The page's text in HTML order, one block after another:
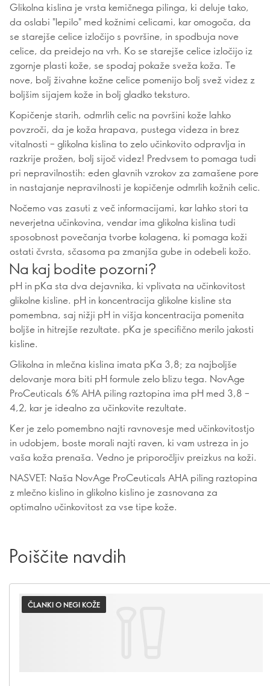
Glikolna kislina je vrsta kemičnega pilinga, ki deluje tako,
da oslabi "lepilo" med kožnimi celicami, kar omogoča, da
se starejše celice izločijo s površine, in spodbuja nove
celice, da preidejo na vrh. Ko se starejše celice izločijo iz
zgornje plasti kože, se spodaj pokaže sveža koža. Te
nove, bolj živahne kožne celice pomenijo bolj svež videz z
boljšim sijajem kože in bolj gladko teksturo.
Kopičenje starih, odmrlih celic na površini kože lahko
povzroči, da je koža hrapava, pustega videza in brez
vitalnosti – glikolna kislina to zelo učinkovito odpravlja in
razkrije prožen, bolj sijoč videz! Predvsem to pomaga tudi
pri nepravilnostih: eden glavnih vzrokov za zamašene pore
in nastajanje nepravilnosti je kopičenje odmrlih kožnih celic.
Nočemo vas zasuti z več informacijami, kar lahko stori ta
neverjetna učinkovina, vendar ima glikolna kislina tudi
sposobnost povečanja tvorbe kolagena, ki pomaga koži
ostati čvrsta, sčasoma pa zmanjša gube in odebeli kožo.
Na kaj bodite pozorni?
pH in pKa sta dva dejavnika, ki vplivata na učinkovitost
glikolne kisline. pH in koncentracija glikolne kisline sta
pomembna, saj nižji pH in višja koncentracija pomenita
boljše in hitrejše rezultate. pKa je specifično merilo jakosti
kisline.
Glikolna in mlečna kislina imata pKa 3,8; za najboljše
delovanje mora biti pH formule zelo blizu tega. NovAge
ProCeuticals 6% AHA piling raztopina ima pH med 3,8 –
4,2, kar je idealno za učinkovite rezultate.
Ker je zelo pomembno najti ravnovesje med učinkovitostjo
in udobjem, boste morali najti raven, ki vam ustreza in jo
vaša koža prenaša. Vedno je priporočljiv preizkus na koži.
NASVET: Naša NovAge ProCeuticals AHA piling raztopina
z mlečno kislino in glikolno kislino je zasnovana za
optimalno učinkovitost za vse tipe kože.
Poiščite navdih
ČLANKI O NEGI KOŽE